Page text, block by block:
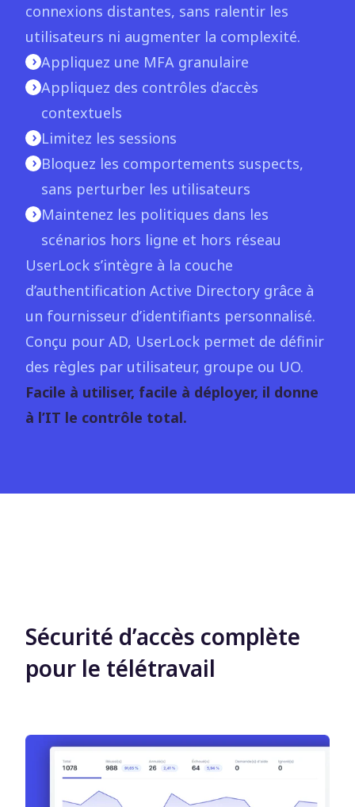
connexions distantes, sans ralentir les
utilisateurs ni augmenter la complexité.
Appliquez une MFA granulaire
Appliquez des contrôles d’accès
contextuels
Limitez les sessions
Bloquez les comportements suspects,
sans perturber les utilisateurs
Maintenez les politiques dans les
scénarios hors ligne et hors réseau
UserLock s’intègre à la couche
d’authentification Active Directory grâce à
un fournisseur d’identifiants personnalisé.
Conçu pour AD, UserLock permet de définir
des règles par utilisateur, groupe ou UO.
Facile à utiliser, facile à déployer, il donne
à l’IT le contrôle total.
Sécurité d’accès complète
pour le télétravail